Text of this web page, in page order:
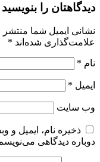
دیدگاهتان را بنویسید
نشانی ایمیل شما منتشر
علامت‌گذاری شده‌اند *
نام *
ایمیل *
وب‌ سایت
ذخیره نام، ایمیل و
دوباره دیدگاهی